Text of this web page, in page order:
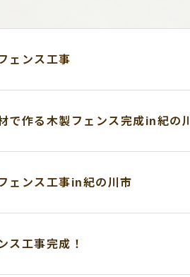
ェンス工事
で作る木製フェンス完成in紀の
ェンス工事in紀の川市
ス工事完成！